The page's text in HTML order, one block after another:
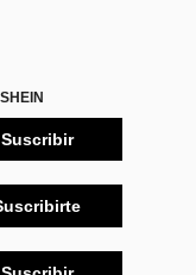
Suscribir